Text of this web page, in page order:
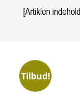
Tilbud!